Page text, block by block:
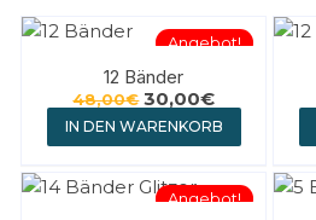
Angebot!
12 Bänder
48,00€ 30,00€
IN DEN WARENKORB
Angebot!